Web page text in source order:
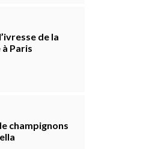
de la
Paris
champignons